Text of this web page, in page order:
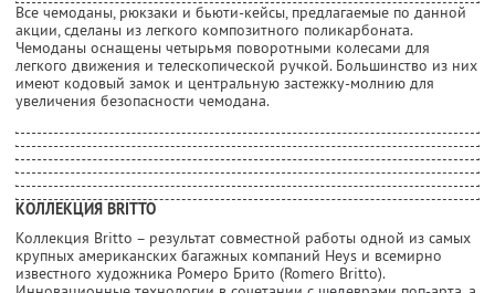
Все чемоданы, рюкзаки и бьюти-кейсы, предлагаемые по данной
акции, сделаны из легкого композитного поликарбоната.
Чемоданы оснащены четырьмя поворотными колесами для
легкого движения и телескопической ручкой. Большинство из них
имеют кодовый замок и центральную застежку-молнию для
увеличения безопасности чемодана.
КОЛЛЕКЦИЯ BRITTO
Коллекция Britto – результат совместной работы одной из самых
крупных американских багажных компаний Heys и всемирно
известного художника Ромеро Брито (Romero Britto).